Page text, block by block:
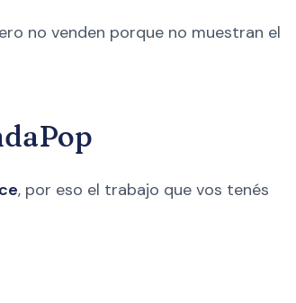
no venden porque no muestran el
, por eso el trabajo que vos tenés